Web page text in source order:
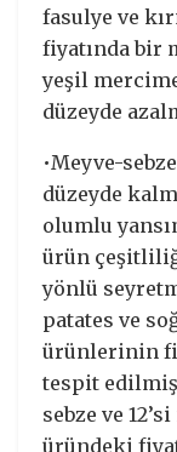
fasulye ve
fiyatında bir
yeşil
düzeyde
•Meyve-
düzeyde
olumlu
ürün
yönlü
patates ve
ürünlerinin
tespit
sebze ve
üründeki